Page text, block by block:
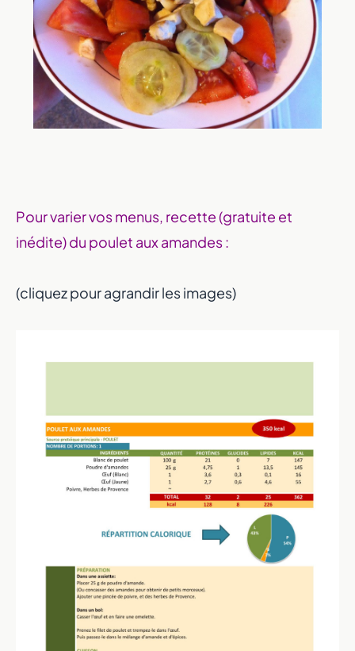
Pour varier vos menus, recette (gratuite et
inédite) du poulet aux amandes :
(cliquez pour agrandir les images)